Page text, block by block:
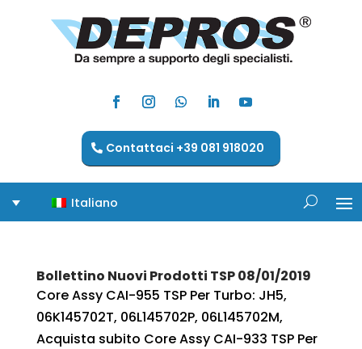
Contattaci +39 081 918020
Italiano
Bollettino Nuovi Prodotti TSP 08/01/2019
Core Assy CAI-955 TSP Per Turbo: JH5,
06K145702T, 06L145702P, 06L145702M,
Acquista subito Core Assy CAI-933 TSP Per